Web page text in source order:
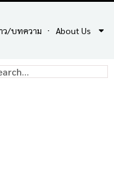
ว/บทความ About Us